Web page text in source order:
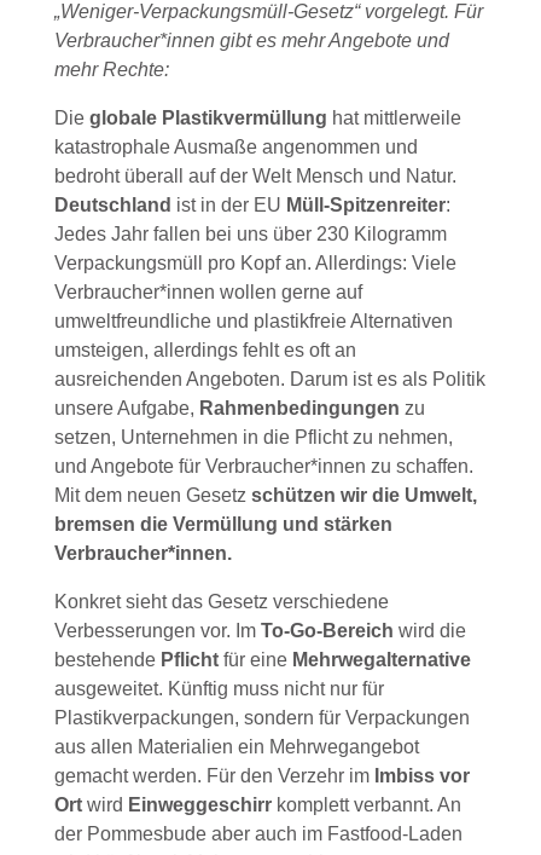
„Weniger-Verpackungsmüll-Gesetz“ vorgelegt. Für
Verbraucher*innen gibt es mehr Angebote und
mehr Rechte:
Die globale Plastikvermüllung hat mittlerweile
katastrophale Ausmaße angenommen und
bedroht überall auf der Welt Mensch und Natur.
Deutschland ist in der EU Müll-Spitzenreiter:
Jedes Jahr fallen bei uns über 230 Kilogramm
Verpackungsmüll pro Kopf an. Allerdings: Viele
Verbraucher*innen wollen gerne auf
umweltfreundliche und plastikfreie Alternativen
umsteigen, allerdings fehlt es oft an
ausreichenden Angeboten. Darum ist es als Politik
unsere Aufgabe, Rahmenbedingungen zu
setzen, Unternehmen in die Pflicht zu nehmen,
und Angebote für Verbraucher*innen zu schaffen.
Mit dem neuen Gesetz schützen wir die Umwelt,
bremsen die Vermüllung und stärken
Verbraucher*innen.
Konkret sieht das Gesetz verschiedene
Verbesserungen vor. Im To-Go-Bereich wird die
bestehende Pflicht für eine Mehrwegalternative
ausgeweitet. Künftig muss nicht nur für
Plastikverpackungen, sondern für Verpackungen
aus allen Materialien ein Mehrwegangebot
gemacht werden. Für den Verzehr imImbiss vor
Ortwird Einweggeschirr komplett verbannt. An
der Pommesbude aber auch im Fastfood-Laden